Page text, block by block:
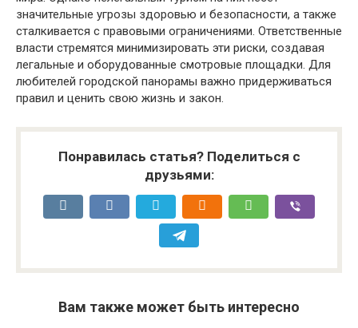
значительные угрозы здоровью и безопасности, а также
сталкивается с правовыми ограничениями. Ответственные
власти стремятся минимизировать эти риски, создавая
легальные и оборудованные смотровые площадки. Для
любителей городской панорамы важно придерживаться
правил и ценить свою жизнь и закон.
Понравилась статья? Поделиться с
друзьями:
Вам также может быть интересно